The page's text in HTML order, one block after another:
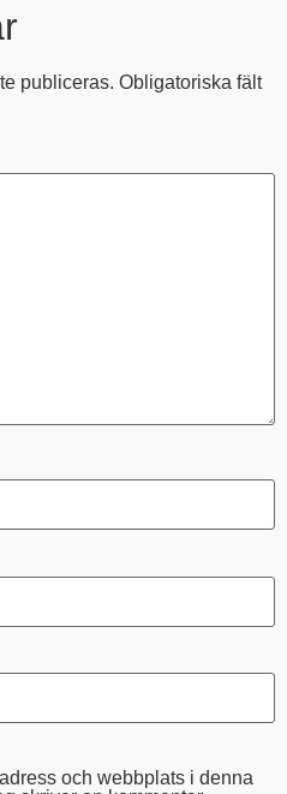
publiceras. Obligatoriska fält
och webbplats i denna